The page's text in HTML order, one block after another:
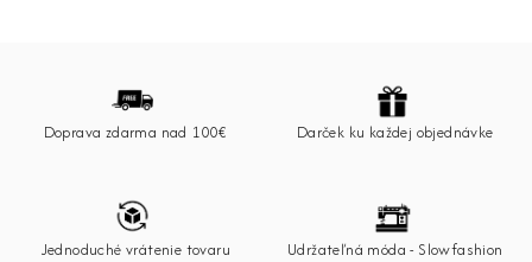
Doprava zdarma nad 100€ Darček ku každej objednávke
Jednoduché vrátenie tovaru Udržateľná móda - Slowfashion